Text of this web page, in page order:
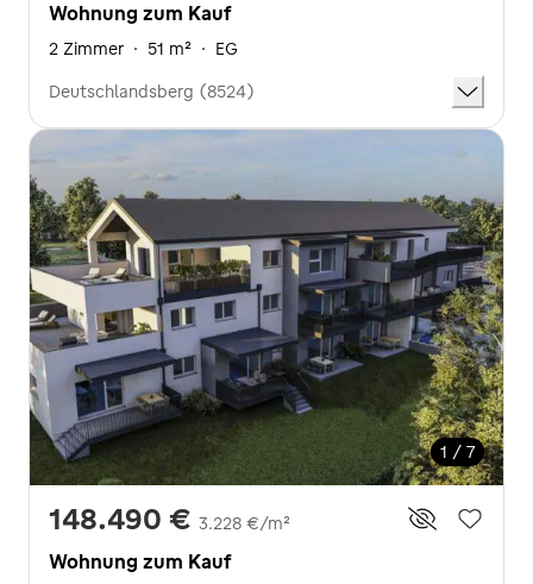
Wohnung zum Kauf
2 Zimmer · 51 m² · EG
Deutschlandsberg (8524)
1 / 7
148.490 € 3.228 €/m²
Wohnung zum Kauf